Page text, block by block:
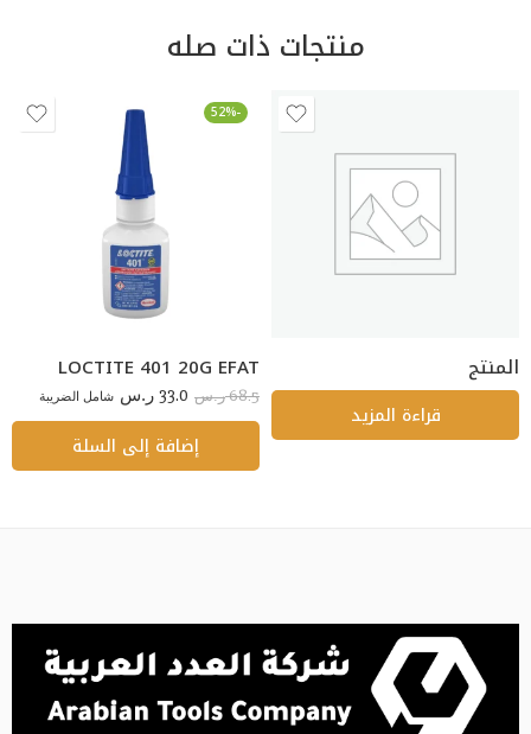
منتجات ذات صله
المنتج
قراءة المزيد
-52%
LOCTITE 401 20G EFAT
68.5 ر.س 33.0 ر.س شامل الضريبة
إضافة إلى السلة